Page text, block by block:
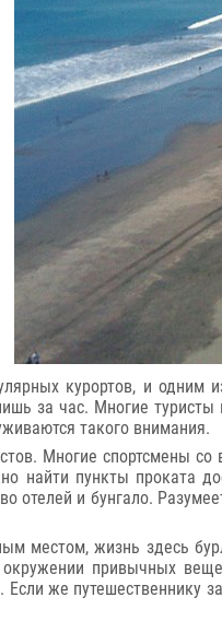
курортов, и
за час. Многие
такого внимания.
Многие спортсмены
найти пункты проката
отелей и бунгало.
местом, жизнь здесь
привычных
же путешественнику